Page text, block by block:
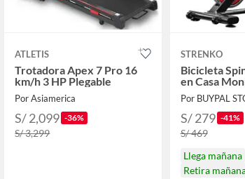
ATLETIS
Trotadora Apex 7 Pro 16
km/h 3 HP Plegable
Por Asiamerica
S/ 2,099 -36%
S/ 3,299
STRENKO
Bicicleta
en Casa
Por BUYPAL
S/ 279 -41%
S/ 469
Llega mañana
Retira